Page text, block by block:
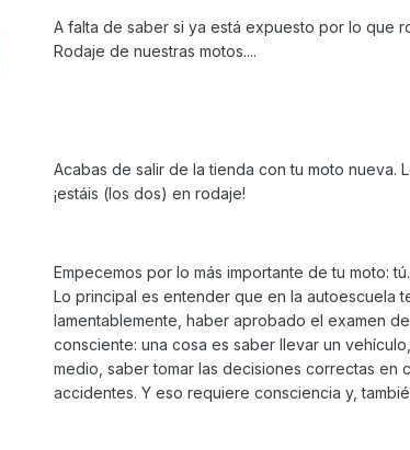
A falta de saber si ya está expuesto por lo que
Rodaje de nuestras motos....
Acabas de salir de la tienda con tu moto nueva.
¡estáis (los dos) en rodaje!
Empecemos por lo más importante de tu moto:
Lo principal es entender que en la autoescuela
lamentablemente, haber aprobado el examen
consciente: una cosa es saber llevar un
medio, saber tomar las decisiones correctas en
accidentes. Y eso requiere consciencia y,